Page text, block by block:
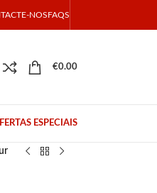
NOSFAQS
€0.00
ESPECIAIS